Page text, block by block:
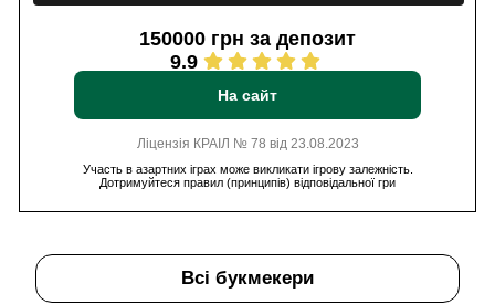
150000 грн за депозит
9.9
На сайт
Ліцензія КРАІЛ № 78 від 23.08.2023
Участь в азартних іграх може викликати ігрову залежність.
Дотримуйтеся правил (принципів) відповідальної гри
Всі букмекери